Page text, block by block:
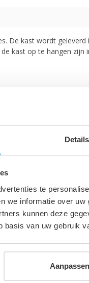
Details
te
we informatie over
kunnen deze
basis van uw gebruik
Aanpassen
De kast wordt geleverd
kast op te hangen zijn
niet inbegrepen en